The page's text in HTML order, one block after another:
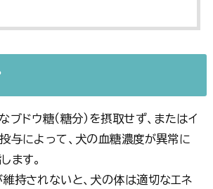
ブドウ糖（糖分）を摂取せず、またはイ
与によって、犬の血糖濃度が異常に
ます。
持されないと、犬の体は適切なエネ